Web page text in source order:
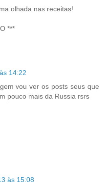
olhada nas receitas!
***
14:22
vou ver os posts seus que
pouco mais da Russia rsrs
às 15:08